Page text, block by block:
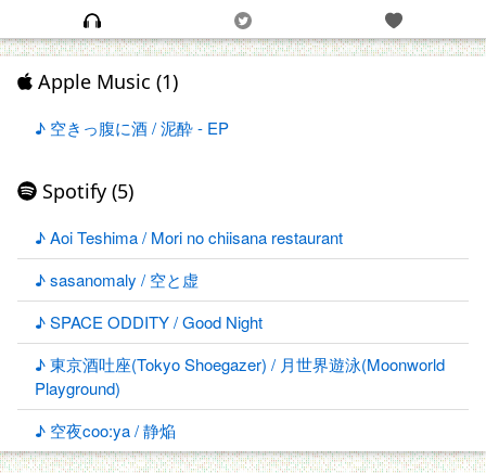
Apple Music (1)
♪ 空きっ腹に酒 / 泥酔 - EP
Spotify (5)
♪ Aoi Teshima / Mori no chiisana restaurant
♪ sasanomaly / 空と虚
♪ SPACE ODDITY / Good Night
♪ 東京酒吐座(Tokyo Shoegazer) / 月世界遊泳(Moonworld
Playground)
♪ 空夜coo:ya / 静焔